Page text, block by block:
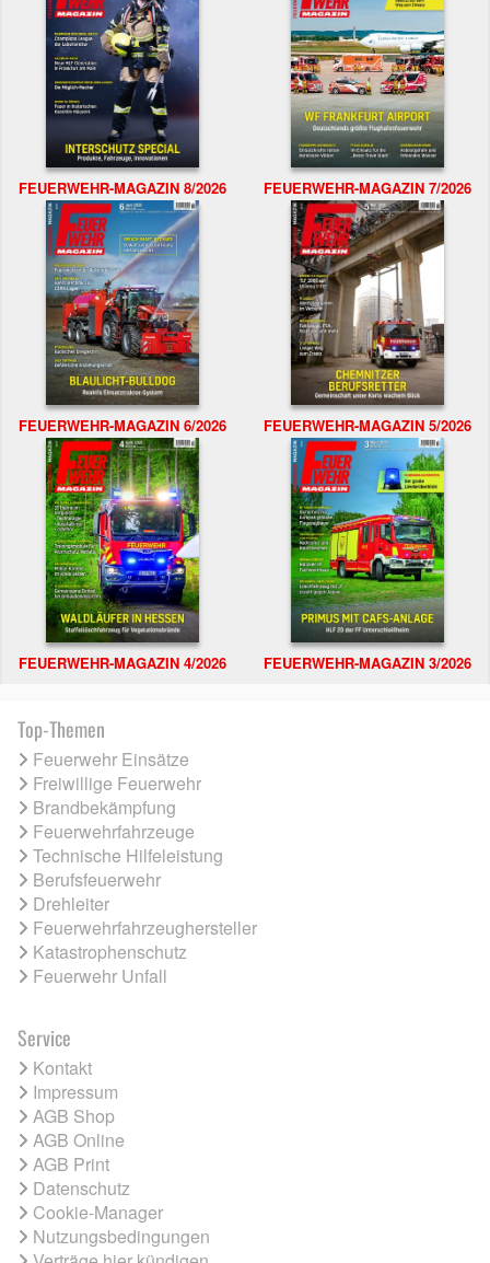
FEUERWEHR-MAGAZIN 8/2026 FEUERWEHR-MAGAZIN 7/2026
FEUERWEHR-MAGAZIN 6/2026 FEUERWEHR-MAGAZIN 5/2026
FEUERWEHR-MAGAZIN 4/2026 FEUERWEHR-MAGAZIN 3/2026
Top-Themen
Feuerwehr Einsätze
Freiwillige Feuerwehr
Brandbekämpfung
Feuerwehrfahrzeuge
Technische Hilfeleistung
Berufsfeuerwehr
Drehleiter
Feuerwehrfahrzeughersteller
Katastrophenschutz
Feuerwehr Unfall
Service
Kontakt
Impressum
AGB Shop
AGB Online
AGB Print
Datenschutz
Cookie-Manager
Nutzungsbedingungen